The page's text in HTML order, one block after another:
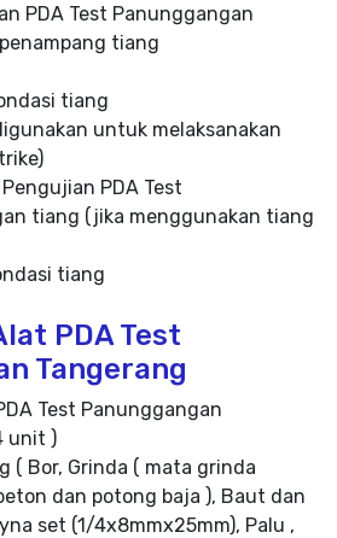
PDA Test Panunggangan
tiang
tiang
untuk melaksanakan
PDA Test
tiang (jika menggunakan tiang
tiang
PDA Test
Tangerang
Test Panunggangan
unit )
( Bor, Grinda ( mata grinda
dan potong baja ), Baut dan
set (1/4x8mmx25mm), Palu ,